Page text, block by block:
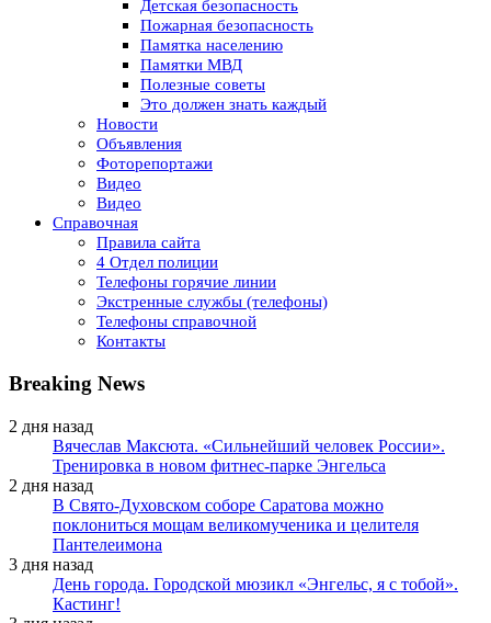
Детская безопасность
Пожарная безопасность
Памятка населению
Памятки МВД
Полезные советы
Это должен знать каждый
Новости
Объявления
Фоторепортажи
Видео
Видео
Справочная
Правила сайта
4 Отдел полиции
Телефоны горячие линии
Экстренные службы (телефоны)
Телефоны справочной
Контакты
Breaking News
2 дня назад
Вячеслав Максюта. «Сильнейший человек России».
Тренировка в новом фитнес-парке Энгельса
2 дня назад
В Свято-Духовском соборе Саратова можно
поклониться мощам великомученика и целителя
Пантелеимона
3 дня назад
День города. Городской мюзикл «Энгельс, я с тобой».
Кастинг!